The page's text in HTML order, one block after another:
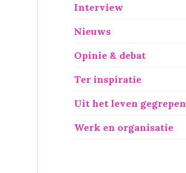
Interview
Nieuws
Opinie & debat
Ter inspiratie
Uit het leven gegrepen
Werk en organisatie